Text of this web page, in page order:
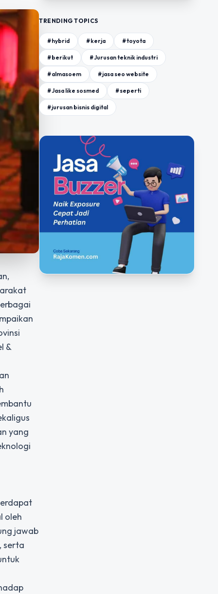
&
yang
oleh
jawab
serta
TRENDING TOPICS
#hybrid #kerja #toyota
#berikut #Jurusan teknik industri
#almasoem #jasa seo website
#Jasa like sosmed #seperti
#jurusan bisnis digital